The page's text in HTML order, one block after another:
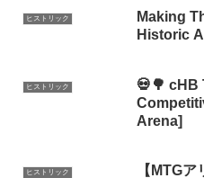
ヒストリック
Making
Historic
ヒストリック
💀🌳 cHB
Arena]
ヒストリック
【MTG